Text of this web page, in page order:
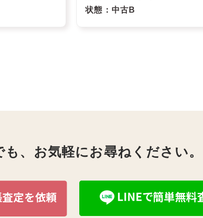
状態 ：中古B
、お気軽にお尋ねください。